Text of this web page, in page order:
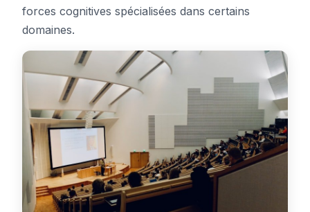
forces cognitives spécialisées dans certains
domaines.